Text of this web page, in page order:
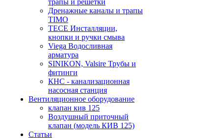
трапы и решетки
Дренажные каналы и трапы
TIMO
TECE Инсталляции,
кнопки и ручки смыва
Viega Водосливная
арматура
SINIKON, Valsire Трубы и
фитинги
КНС - канализационная
насосная станция
Вентиляционное оборудование
клапан кив 125
Воздушный приточный
клапан (модель КИВ 125)
Статьи